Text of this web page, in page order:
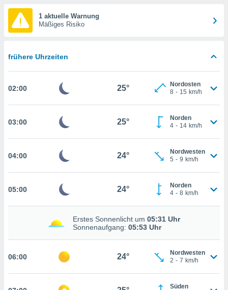
auf
uns,
zu
die
und
Partner
UND
1 aktuelle Warnung
Mäßiges Risiko
frühere Uhrzeiten
02:00 25°
Nordosten
8 - 15 km/h
03:00 25°
Norden
4 - 14 km/h
04:00 24°
Nordwesten
5 - 9 km/h
05:00 24°
Norden
4 - 8 km/h
Erstes Sonnenlicht um 05:31 Uhr
Sonnenaufgang: 05:53 Uhr
06:00 24°
Nordwesten
2 - 7 km/h
Süden